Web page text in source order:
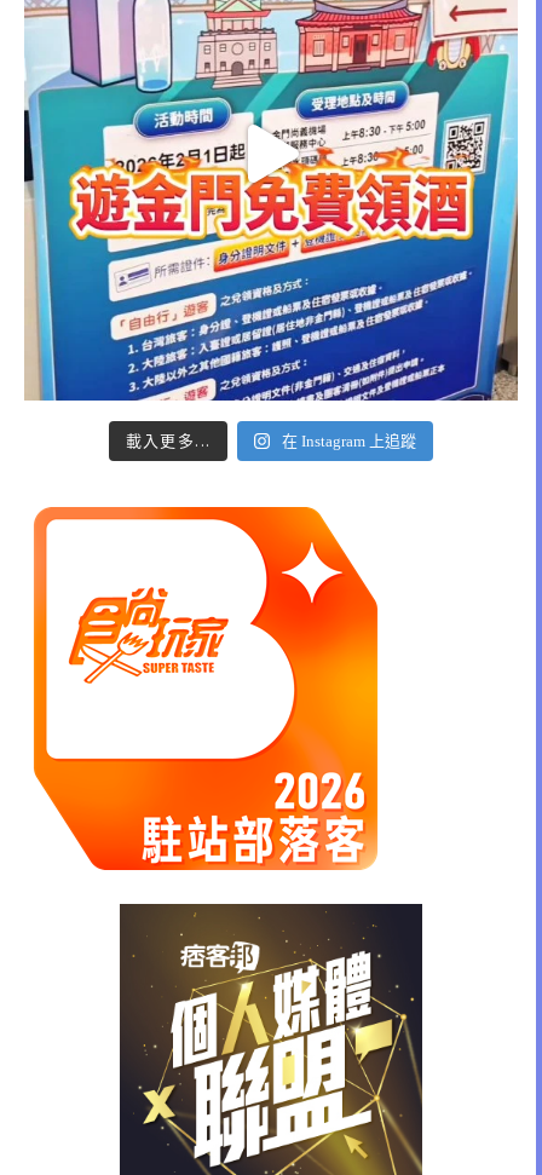
載入更多... 在 Instagram 上追蹤